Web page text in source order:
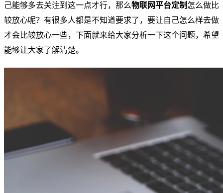
己能够多去关注到这一点才行，那么物联网平台定制 怎么做比
较放心呢？有很多人都是不知道要求了，要让自己怎么样去做
才会比较放心一些，下面就来给大家分析一下这个问题，希望
能够让大家了解清楚。